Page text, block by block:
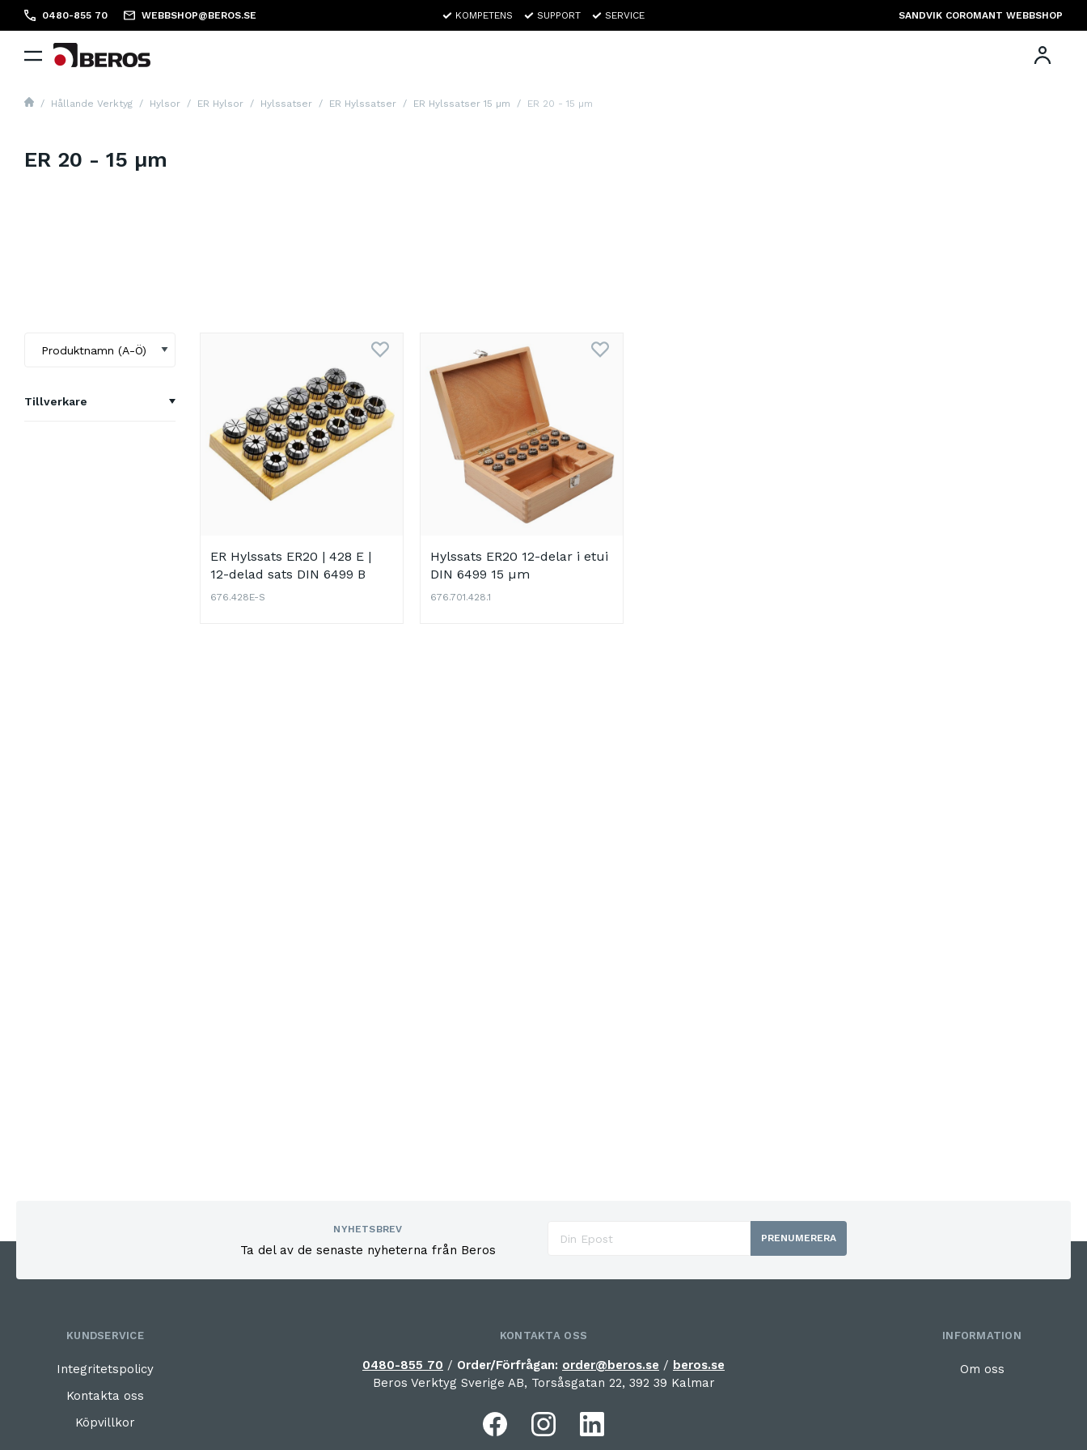
0480-855 70 WEBBSHOP@BEROS.SE SANDVIK COROMANT WEBBSHOP
KOMPETENS SUPPORT SERVICE
Hållande Verktyg Hylsor ER Hylsor Hylssatser ER Hylssatser ER Hylssatser 15 µm ER 20 - 15 µm
ER 20 - 15 µm
Tillverkare
ER Hylssats ER20 | 428 E |
12-delad sats DIN 6499 B
(ISO 15488 B)
676.428E-S
Hylssats ER20 12-delar i etui
DIN 6499 15 µm
676.701.428.1
NYHETSBREV
Ta del av de senaste nyheterna från Beros
PRENUMERERA
KUNDSERVICE
Integritetspolicy
Kontakta oss
Köpvillkor
INFORMATION
Om oss
KONTAKTA OSS
0480-855 70 / Order/Förfrågan: order@beros.se / beros.se
Beros Verktyg Sverige AB, Torsåsgatan 22, 392 39 Kalmar